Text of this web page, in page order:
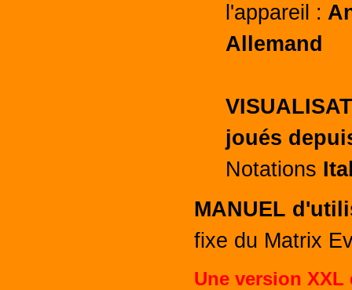
l'appareil :
Allemand
joués
Notations
MANUEL
fixe du Matrix
Une version